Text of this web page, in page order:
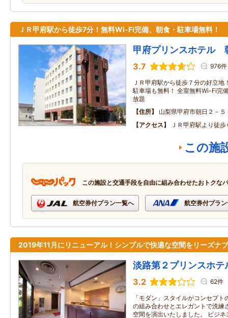
ＪＲ甲府駅から徒歩7分！無料Wi-Fi完備、朝食・駐車場無料！
甲府プリンスホテル
3.7 976件
ＪＲ甲府駅から徒歩７分の好立
駐車場も無料！ 全室無料Wi-Fi完
放題
住所
山梨県甲府市朝日２－５
アクセス
ＪＲ甲府駅より徒
この施
この施設と交通手段を自由に組み合わせたおトクな
航空券付プラン一覧へ 航空券付プラ
2019年11月にリニューアル！シンプルで快適な空間をリーズナ
淡路第２プリンスホテ
3.2 62件
「モダン」スタイルがコンセプ
の組み合わせとエレガントで洗練
空間を演出いたしました。 ビジ